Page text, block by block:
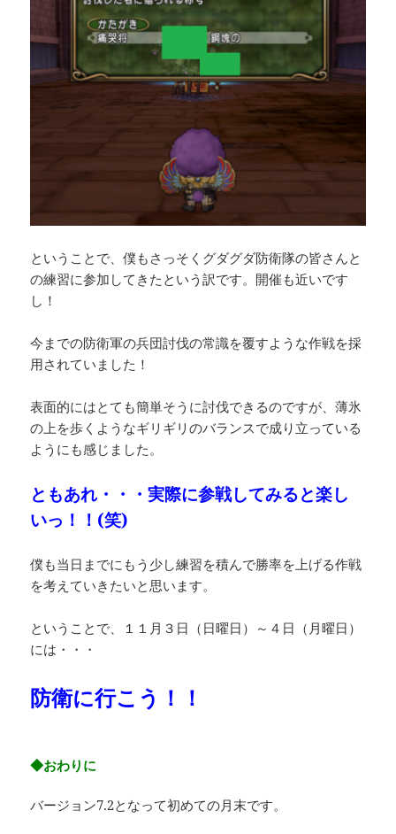
ということで、僕もさっそくグダグダ防衛隊の皆さんと
の練習に参加してきたという訳です。開催も近いです
し！
今までの防衛軍の兵団討伐の常識を覆すような作戦を採
用されていました！
表面的にはとても簡単そうに討伐できるのですが、薄氷
の上を歩くようなギリギリのバランスで成り立っている
ようにも感じました。
ともあれ・・・実際に参戦してみると楽し
いっ！！(笑)
僕も当日までにもう少し練習を積んで勝率を上げる作戦
を考えていきたいと思います。
ということで、１１月３日（日曜日）～４日（月曜日）
には・・・
防衛に行こう！！
◆おわりに
バージョン7.2となって初めての月末です。